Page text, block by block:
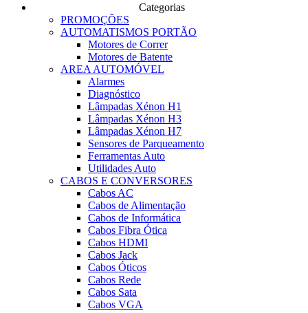
Categorias
PROMOÇÕES
AUTOMATISMOS PORTÃO
Motores de Correr
Motores de Batente
AREA AUTOMÓVEL
Alarmes
Diagnóstico
Lâmpadas Xénon H1
Lâmpadas Xénon H3
Lâmpadas Xénon H7
Sensores de Parqueamento
Ferramentas Auto
Utilidades Auto
CABOS E CONVERSORES
Cabos AC
Cabos de Alimentação
Cabos de Informática
Cabos Fibra Ótica
Cabos HDMI
Cabos Jack
Cabos Óticos
Cabos Rede
Cabos Sata
Cabos VGA